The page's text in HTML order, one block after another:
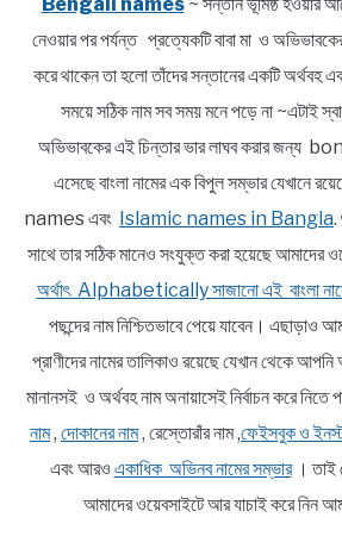
নেওয়ার পর পর্যন্ত প্রত্যেকটি বাবা মা ও
করে থাকেন তা হলো তাঁদের সন্তানের একটি অর্থবহ
সময়ে সঠিক নাম সব সময় মনে পড়ে না ~এটাই
অভিভাবকের এই চিন্তার ভার লাঘব করার জন্য
এসেছে বাংলা নামের এক বিপুল সম্ভার
names এবং Islamic names in Bangla.
সাথে তার সঠিক মানেও সংযুক্ত করা হয়েছে আমাদের
অর্থাৎ Alphabetically সাজানো এই বাংলা
পছন্দের নাম নিশ্চিতভাবে পেয়ে যাবেন। এছাড়াও
প্রাণীদের নামের তালিকাও রয়েছে যেখান থেকে
মানানসই ও অর্থবহ নাম অনায়াসেই নির্বাচন করে
নাম, দোকানের নাম, রেস্তোরাঁর নাম ,ফেইসবুক ও
এবং আরও একাধিক অভিনব নামের সম্ভার। তাই
আমাদের ওয়েবসাইটে আর যাচাই করে নিন